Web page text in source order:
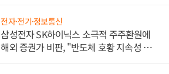
전자·전기·정보통신
삼성전자 SK하이닉스 소극적 주주환원에
해외 증권가 비판, "반도체 호황 지속성 의